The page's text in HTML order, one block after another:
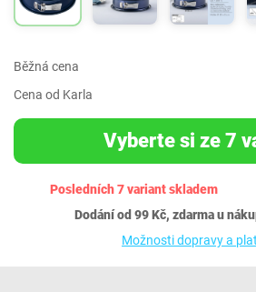
Běžná cena
Cena od Karla
Vyberte si ze 7
Posledních 7 variant skladem
Dodání od 99 Kč, zdarma u
Možnosti dopravy a